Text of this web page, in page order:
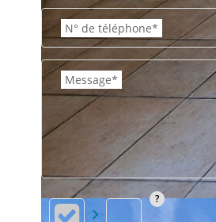
N° de téléphone*
Message*